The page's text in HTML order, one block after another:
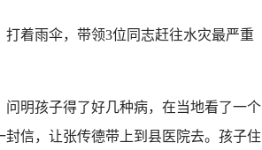
着雨伞，带领3位同志赶往水灾最严重
明孩子得了好几种病，在当地看了一个
信，让张传德带上到县医院去。孩子住